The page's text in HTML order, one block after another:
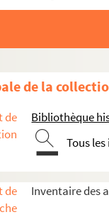
de la
de
Bibliothèque
Tous
de
Inventaire des